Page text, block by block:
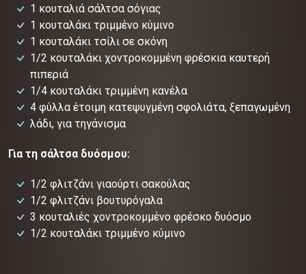
1 κουταλιά σάλτσα σόγιας
1 κουταλάκι τριμμένο κύμινο
1 κουταλάκι τσίλι σε σκόνη
1/2 κουταλάκι χοντροκομμένη φρέσκια καυτερή
πιπεριά
1/4 κουταλάκι τριμμένη κανέλα
4 φύλλα έτοιμη κατεψυγμένη σφολιάτα, ξεπαγωμένη
λάδι, για τηγάνισμα
Για τη σάλτσα δυόσμου:
1/2 φλιτζάνι γιαούρτι σακούλας
1/2 φλιτζάνι βουτυρόγαλα
3 κουταλιές χοντροκομμένο φρέσκο δυόσμο
1/2 κουταλάκι τριμμένο κύμινο